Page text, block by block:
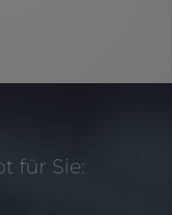
für Sie: